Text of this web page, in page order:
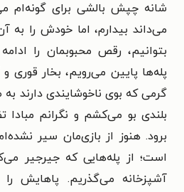
شانه چپش بالشی برای گونه‌ام
می‌داند بیدارم، اما خودش را به
بتوانیم، رقص محبوبمان را
پله‌ها پایین می‌رویم، بخار قوری
گرمی که بوی ناخوشایندی دارند
بلندی بو می‌کشم و نگرانم مبادا
برود. هنوز از بازی‌مان سیر
است؛ از پله‌هایی که جیرجیر
آشپزخانه می‌گذریم. پاهایش